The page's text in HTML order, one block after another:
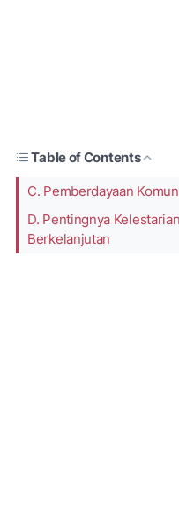
Table of Contents
C. Pemberdayaan
D. Pentingnya
Berkelanjutan